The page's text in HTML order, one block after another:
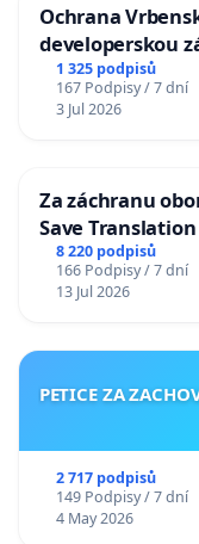
Ochrana
developerskou
1 325 podpisů
167 Podpisy / 7 dní
3 Jul 2026
Za záchranu
Save
Charles University
8 220 podpisů
166 Podpisy / 7 dní
13 Jul 2026
PETICE ZA
2 717 podpisů
149 Podpisy / 7 dní
4 May 2026